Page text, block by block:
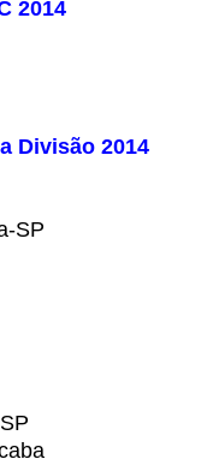
2014
Divisão 2014
SP